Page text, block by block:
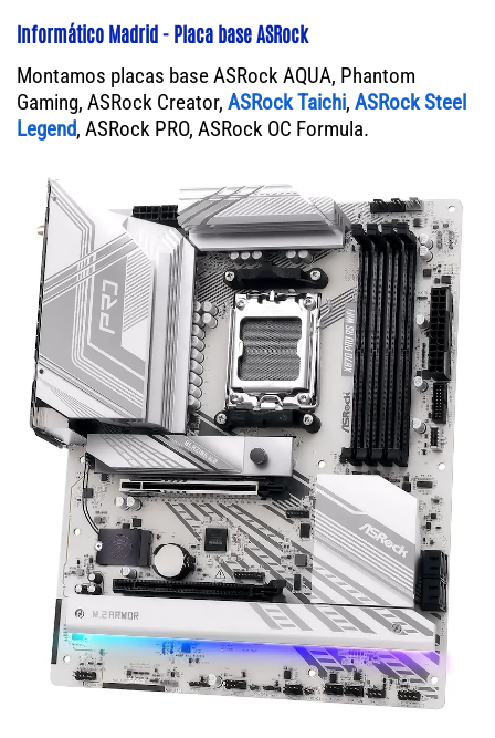
Informático Madrid - Placa base ASRock
Montamos placas base ASRock AQUA, Phantom
Gaming, ASRock Creator, ASRock Taichi, ASRock Steel
Legend, ASRock PRO, ASRock OC Formula.